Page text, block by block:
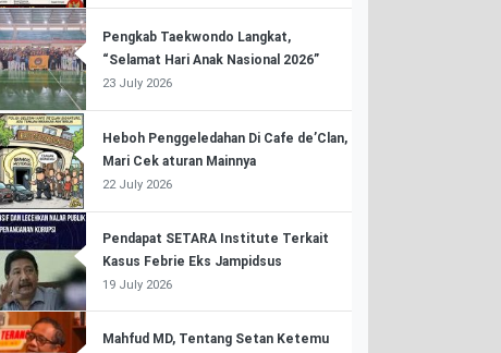
Pengkab Taekwondo Langkat,
“Selamat Hari Anak Nasional 2026”
23 July 2026
Heboh Penggeledahan Di Cafe de’Clan,
Mari Cek aturan Mainnya
22 July 2026
Pendapat SETARA Institute Terkait
Kasus Febrie Eks Jampidsus
19 July 2026
Mahfud MD, Tentang Setan Ketemu